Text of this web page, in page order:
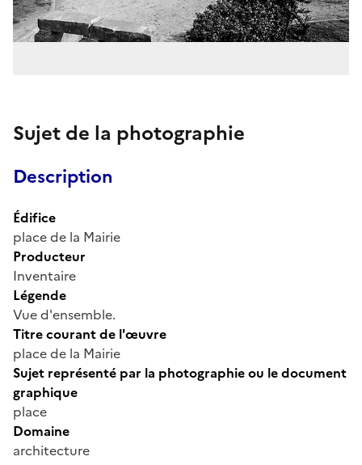
Sujet de la photographie
Description
Édifice
place de la Mairie
Producteur
Inventaire
Légende
Vue d'ensemble.
Titre courant de l'œuvre
place de la Mairie
Sujet représenté par la photographie ou le document
graphique
place
Domaine
architecture